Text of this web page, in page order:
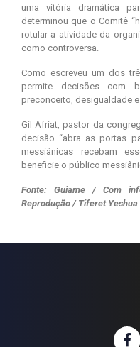
uma vitória dramática
determinou que o Comitê
rotular a atividade da
como controversa.
Como escreveu um dos
permite decisões com
preconceito, desigualdade e
Gil Afriat, pastor da
decisão “abra as portas
messiânicas recebam
beneficie o público
Fonte: Guiame / Com
Reprodução / Tiferet Yeshua